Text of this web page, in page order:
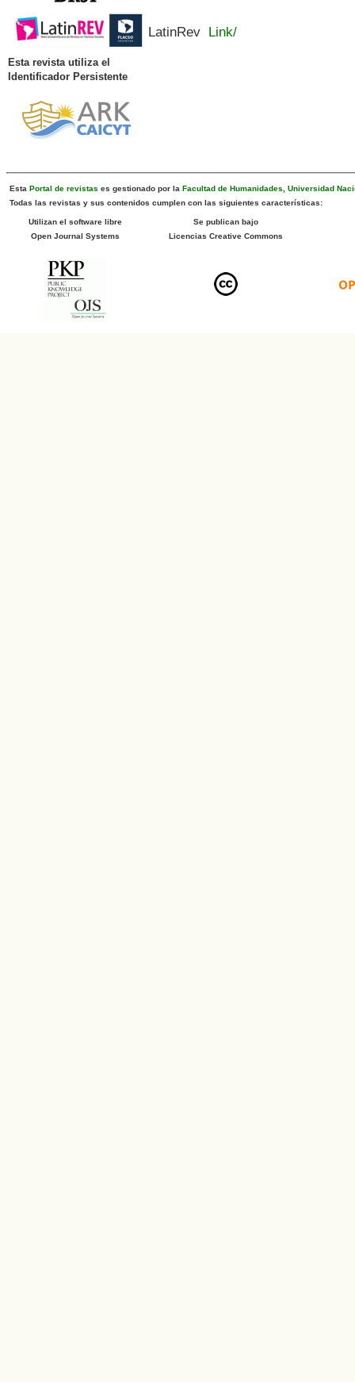
LatinRev Link/
Esta revista utiliza el
Identificador Persistente
Esta Portal de revistas es gestionado por la Facultad de Humanidades
Universidad
Todas las revistas y sus contenidos cumplen con las siguientes características:
Utilizan el software libre
Open Journal Systems
Se publican bajo
Licencias Creative Commons